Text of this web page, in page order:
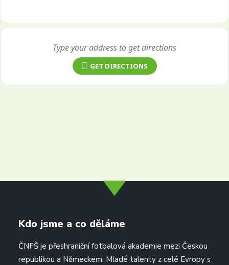
GET DIRECTIONS
Kdo jsme a co děláme
ČNFŠ je přeshraniční fotbalová akademie mezi Českou
republikou a Německem. Mladé talenty z celé Evropy s